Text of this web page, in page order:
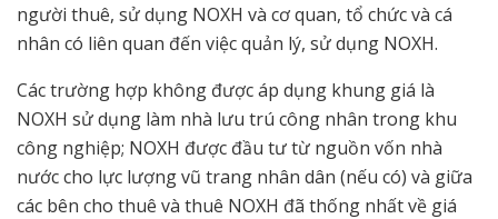
người thuê, sử dụng NOXH và cơ quan, tổ chức và cá
nhân có liên quan đến việc quản lý, sử dụng NOXH.
Các trường hợp không được áp dụng khung giá là
NOXH sử dụng làm nhà lưu trú công nhân trong khu
công nghiệp; NOXH được đầu tư từ nguồn vốn nhà
nước cho lực lượng vũ trang nhân dân (nếu có) và giữa
các bên cho thuê và thuê NOXH đã thống nhất về giá